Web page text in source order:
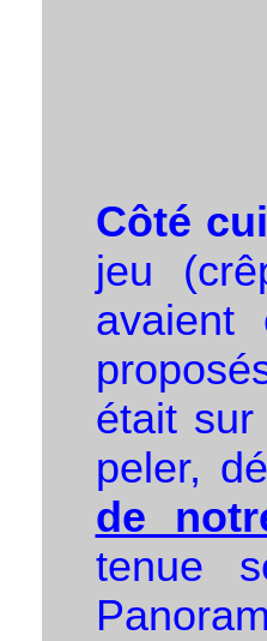
Côté
jeu
avaient
était
peler,
de
tenue